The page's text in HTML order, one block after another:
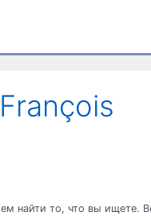
найти то, что вы ищете.